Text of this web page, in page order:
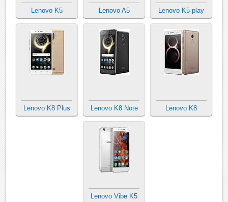
Lenovo K5 Lenovo A5 Lenovo K5 play
Lenovo K8 Plus Lenovo K8 Note Lenovo K8
Lenovo Vibe K5